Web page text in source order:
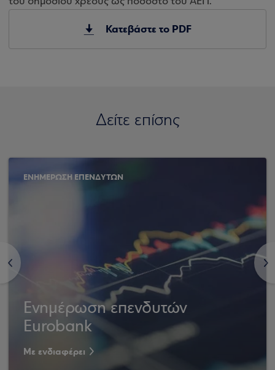
Κατεβάστε το PDF
Δείτε επίσης
<
ΕΝΗΜΕΡΩΣΗ ΕΠΕΝΔΥΤΩΝ
Ενημέρωση επενδυτών
Eurobank
Με ενδιαφέρει
>